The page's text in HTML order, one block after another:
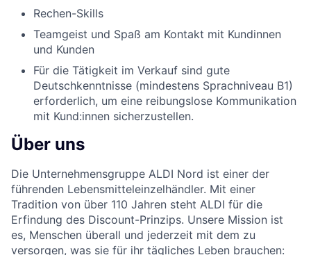
Rechen-Skills
Teamgeist und Spaß am Kontakt mit Kundinnen
und Kunden
Für die Tätigkeit im Verkauf sind gute
Deutschkenntnisse (mindestens Sprachniveau B1)
erforderlich, um eine reibungslose Kommunikation
mit Kund:innen sicherzustellen.
Über uns
Die Unternehmensgruppe ALDI Nord ist einer der
führenden Lebensmitteleinzelhändler. Mit einer
Tradition von über 110 Jahren steht ALDI für die
Erfindung des Discount-Prinzips. Unsere Mission ist
es, Menschen überall und jederzeit mit dem zu
versorgen, was sie für ihr tägliches Leben brauchen: